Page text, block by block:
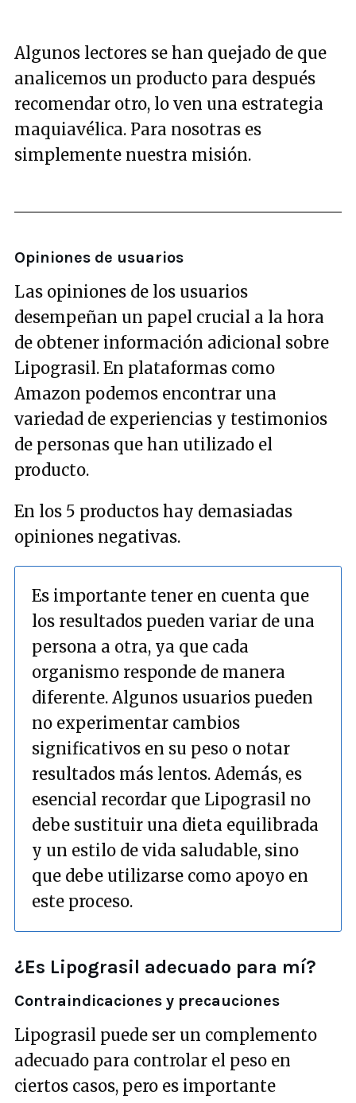
Algunos lectores se han quejado de que
analicemos un producto para después
recomendar otro, lo ven una estrategia
maquiavélica. Para nosotras es
simplemente nuestra misión.
Opiniones de usuarios
Las opiniones de los usuarios
desempeñan un papel crucial a la hora
de obtener información adicional sobre
Lipograsil. En plataformas como
Amazon podemos encontrar una
variedad de experiencias y testimonios
de personas que han utilizado el
producto.
En los 5 productos hay demasiadas
opiniones negativas.
Es importante tener en cuenta que
los resultados pueden variar de una
persona a otra, ya que cada
organismo responde de manera
diferente. Algunos usuarios pueden
no experimentar cambios
significativos en su peso o notar
resultados más lentos. Además, es
esencial recordar que Lipograsil no
debe sustituir una dieta equilibrada
y un estilo de vida saludable, sino
que debe utilizarse como apoyo en
este proceso.
¿Es Lipograsil adecuado para mí?
Contraindicaciones y precauciones
Lipograsil puede ser un complemento
adecuado para controlar el peso en
ciertos casos, pero es importante